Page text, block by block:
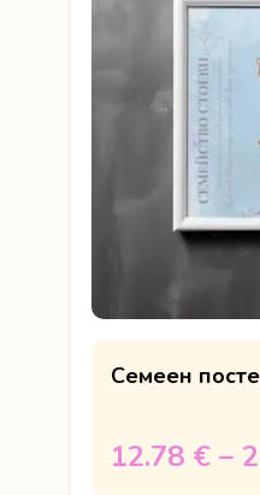
Семеен
12.78 € –